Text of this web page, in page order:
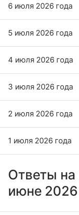
6 июля 2026 года
5 июля 2026 года
4 июля 2026 года
3 июля 2026 года
2 июля 2026 года
1 июля 2026 года
Ответы на
июне 2026